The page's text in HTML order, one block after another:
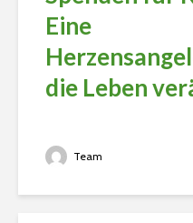
Eine
die Leben
Team